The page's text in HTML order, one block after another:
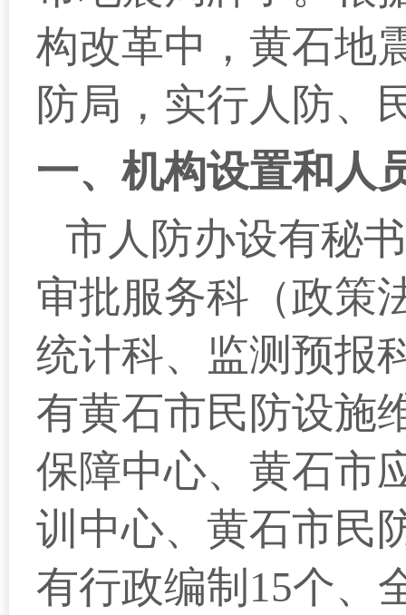
构改革中，黄石地
防局，实行人防、
一、机构设置和人
市人防办设有秘
审批服务科（政策
统计科、监测预报
有黄石市民防设施
保障中心、黄石市
训中心、黄石市民
有行政编制15个、